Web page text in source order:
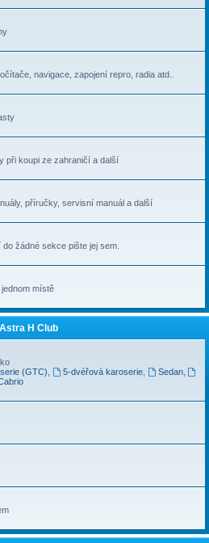
navigace, zapojení repro, radia atd..
při koupi ze zahraničí a další
příručky, servisní manuál a další
žádné sekce pište jej sem.
místě
Astra H Club
(GTC) 5-dvéřová karoserie, Sedan,